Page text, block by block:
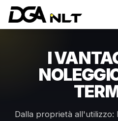
I
Dalla proprietà